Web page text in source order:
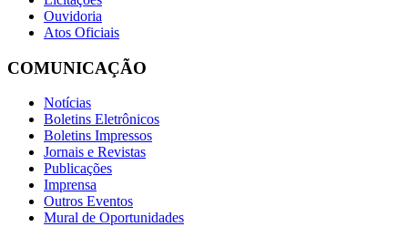
Ouvidoria
Atos Oficiais
COMUNICAÇÃO
Notícias
Boletins Eletrônicos
Boletins Impressos
Jornais e Revistas
Publicações
Imprensa
Outros Eventos
Mural de Oportunidades